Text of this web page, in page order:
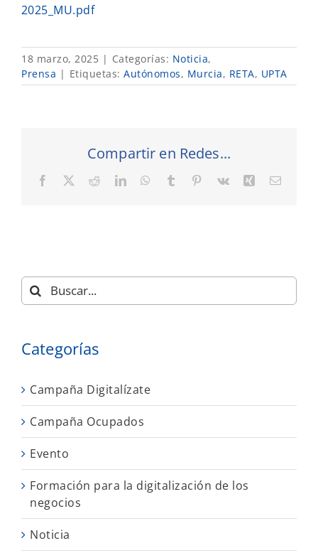
2025_MU.pdf
18 marzo, 2025 | Categorías: Noticia,
Prensa | Etiquetas: Autónomos, Murcia, RETA, UPTA
Compartir en Redes...
Facebook RedditLinkedInWhatsApp
Tumblr Pinterest
Vk XingCorreo
Buscar:
Categorías
Campaña Digitalízate
Campaña Ocupados
Evento
Formación para la digitalización de los
negocios
Noticia